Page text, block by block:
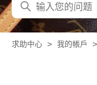
搜尋
求助中心 我的帳戶